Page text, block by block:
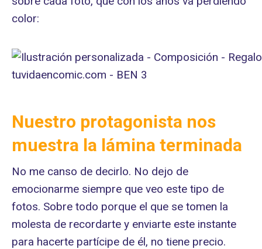
color:
Nuestro protagonista nos
muestra la lámina terminada
No me canso de decirlo. No dejo de
emocionarme siempre que veo este tipo de
fotos. Sobre todo porque el que se tomen la
molesta de recordarte y enviarte este instante
para hacerte partícipe de él, no tiene precio.